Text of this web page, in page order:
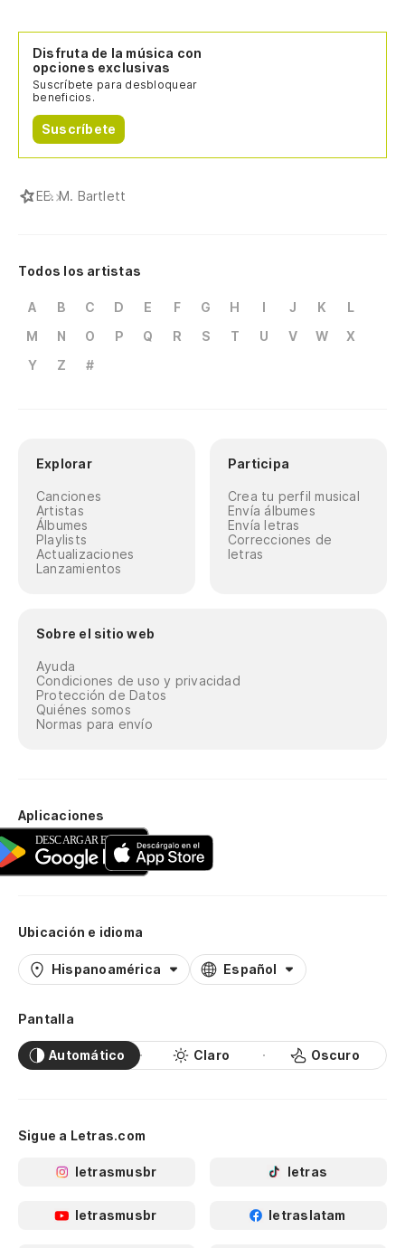
Disfruta de la música con
opciones exclusivas
Suscríbete para desbloquear
beneficios.
Suscríbete
EE. M. Bartlett
Todos los artistas
A B C D E F G H I J K
L
M
N O P Q R S T U V W
X
Y
Z #
Explorar
Canciones
Artistas
Álbumes
Playlists
Actualizaciones
Lanzamientos
Participa
Crea tu perfil musical
Envía álbumes
Envía letras
Correcciones de
letras
Sobre el sitio web
Ayuda
Condiciones de uso y privacidad
Protección de Datos
Quiénes somos
Normas para envío
Aplicaciones
Ubicación e idioma
Hispanoamérica Español
Pantalla
Automático Claro Oscuro
Sigue a Letras.com
letrasmusbr letras
letrasmusbr letraslatam